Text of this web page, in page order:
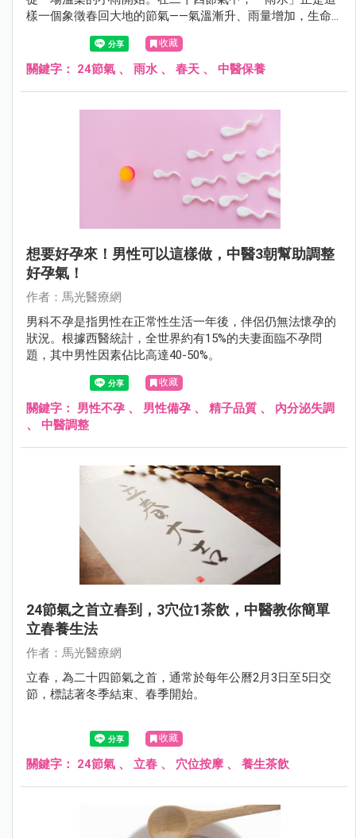
樣一個象徵春回大地的節氣——氣溫漸升、雨量增加，生命
開始流動，但濕寒仍未散去。此時若能順應天時調養身體、
安定情緒，不僅有助於健康，更能為一整年的元氣打下基
礎。
收藏
關鍵字： 24節氣 、 雨水 、 春天 、 中醫保養
想要好孕來！男性可以這樣做，中醫3朝幫助調整
好孕氣！
作者：馬光醫療網
男科不孕是指男性在正常性生活一年後，伴侶仍無法懷孕的
狀況。根據西醫統計，全世界約有15%的夫妻面臨不孕問
題，其中男性因素佔比高達40-50%。
收藏
關鍵字： 男性不孕 、 男性備孕 、 精子品質 、 內分泌失調
、 中醫調整
24節氣之首立春到，3穴位1茶飲，中醫教你簡單
立春養生法
作者：馬光醫療網
立春，為二十四節氣之首，通常於每年公曆2月3日至5日交
節，標誌著冬季結束、春季開始。
收藏
關鍵字： 24節氣 、 立春 、 穴位按摩 、 養生茶飲